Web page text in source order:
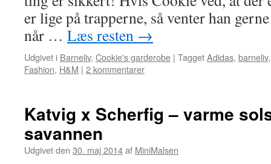
er lige på trapperne, så venter han
når … Læs resten →
Udgivet i Barneliv, Cookie's garderobe | TaggetAdidas, barneliv
Fashion, H&M | 2 kommentarer
Katvig x Scherfig – varme
savannen
Udgivet den 30. maj 2014af MiniMalsen